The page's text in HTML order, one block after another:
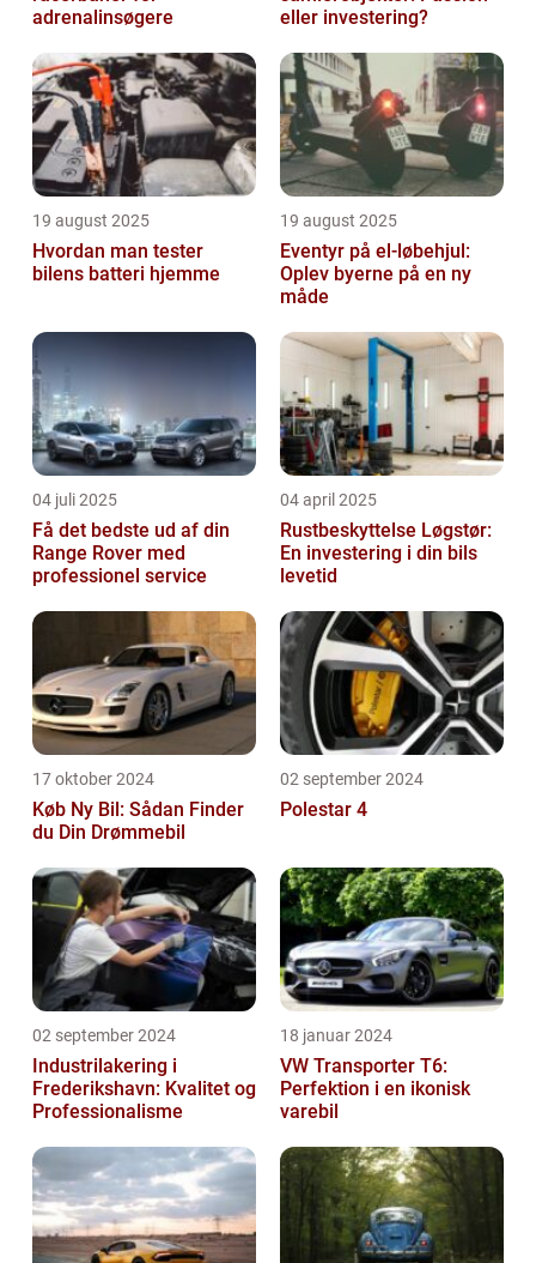
adrenalinsøgere
eller investering?
19 august 2025
Hvordan man tester
bilens batteri hjemme
19 august 2025
Eventyr på el-løbehjul:
Oplev byerne på en ny
måde
04 juli 2025
Få det bedste ud af din
Range Rover med
professionel service
04 april 2025
Rustbeskyttelse Løgstør:
En investering i din bils
levetid
17 oktober 2024
Køb Ny Bil: Sådan Finder
du Din Drømmebil
02 september 2024
Polestar 4
02 september 2024
Industrilakering i
Frederikshavn: Kvalitet og
Professionalisme
18 januar 2024
VW Transporter T6:
Perfektion i en ikonisk
varebil